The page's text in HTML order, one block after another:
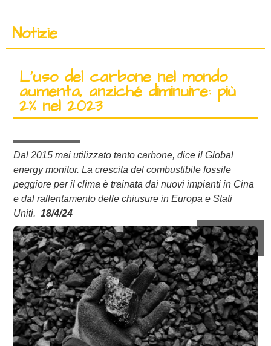
Notizie
L’uso del carbone nel mondo
aumenta, anziché diminuire: più
2% nel 2023
Dal 2015 mai utilizzato tanto carbone, dice il Global
energy monitor. La crescita del combustibile fossile
peggiore per il clima è trainata dai nuovi impianti in Cina
e dal rallentamento delle chiusure in Europa e Stati
Uniti. 18/4/24